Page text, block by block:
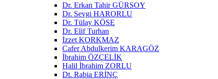
Dr. Erkan Tahir GÜRSOY
Dr. Sevgi HARORLU
Dr. Tülay KÖSE
Dr. Elif Turhan
İzzet KORKMAZ
Cafer Abdulkerim KARAGÖZ
İbrahim ÖZÇELİK
Halil İbrahim ZORLU
Dt. Rabia ERİNÇ